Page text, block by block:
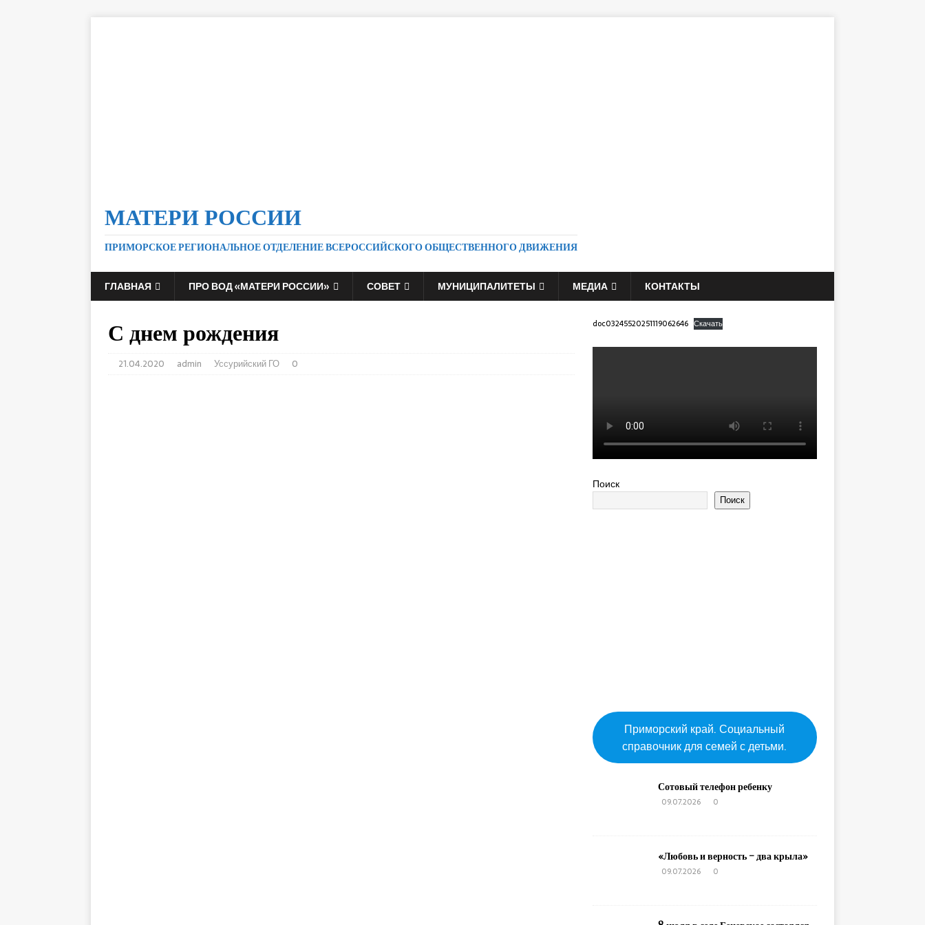
МАТЕРИ РОССИИ
ПРИМОРСКОЕ РЕГИОНАЛЬНОЕ ОТДЕЛЕНИЕ ВСЕРОССИЙСКОГО ОБЩЕСТВЕННОГО ДВИЖЕНИЯ
ГЛАВНАЯ ПРО ВОД «МАТЕРИ РОССИИ» СОВЕТ МУНИЦИПАЛИТЕТЫ МЕДИА КОНТАКТЫ
С днем рождения
21.04.2020 admin Уссурийский ГО 0
doc03245520251119062646 Скачать
Поиск
Поиск
Приморский край. Социальный
справочник для семей с детьми.
Сотовый телефон ребенку
09.07.2026 0
«Любовь и верность – два крыла»
09.07.2026 0